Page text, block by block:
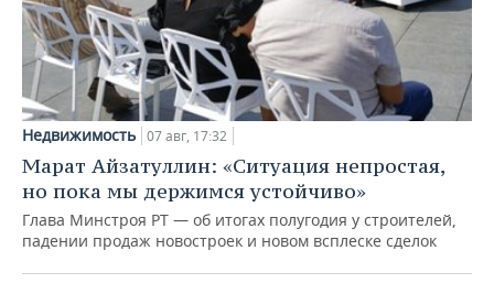
Недвижимость 07 авг, 17:32
Марат Айзатуллин: «Ситуация непростая,
но пока мы держимся устойчиво»
Глава Минстроя РТ — об итогах полугодия у строителей,
падении продаж новостроек и новом всплеске сделок